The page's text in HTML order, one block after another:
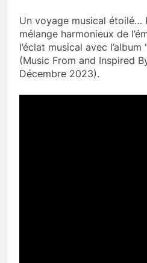
Un voyage musical étoilé…
mélange harmonieux de
l’éclat musical avec
(Music From and Inspired
Décembre 2023).